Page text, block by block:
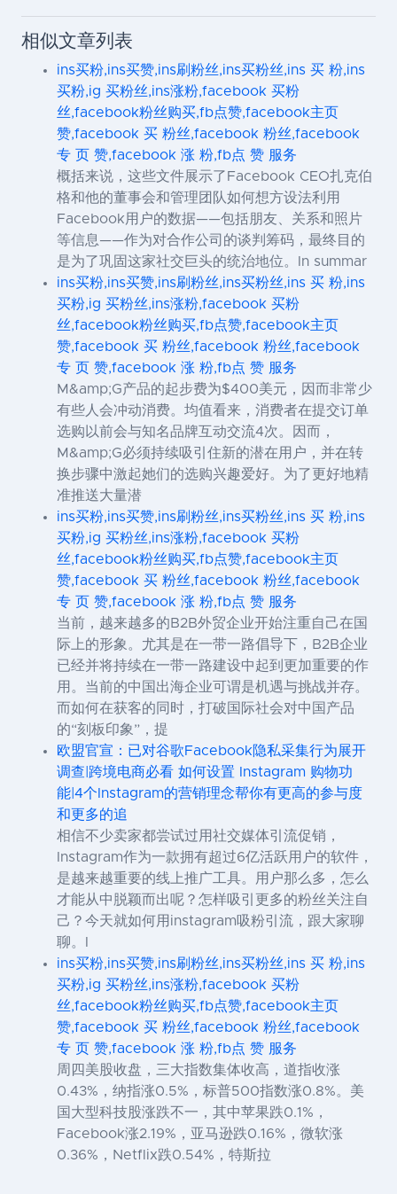
相似文章列表
ins买粉,ins买赞,ins刷粉丝,ins买粉丝,ins 买 粉,ins
买粉,ig 买粉丝,ins涨粉,facebook 买粉
丝,facebook粉丝购买,fb点赞,facebook主页
赞,facebook 买 粉丝,facebook 粉丝,facebook
专 页 赞,facebook 涨 粉,fb点 赞 服务
概括来说，这些文件展示了Facebook CEO扎克伯
格和他的董事会和管理团队如何想方设法利用
Facebook用户的数据——包括朋友、关系和照片
等信息——作为对合作公司的谈判筹码，最终目的
是为了巩固这家社交巨头的统治地位。In summar
ins买粉,ins买赞,ins刷粉丝,ins买粉丝,ins 买 粉,ins
买粉,ig 买粉丝,ins涨粉,facebook 买粉
丝,facebook粉丝购买,fb点赞,facebook主页
赞,facebook 买 粉丝,facebook 粉丝,facebook
专 页 赞,facebook 涨 粉,fb点 赞 服务
M&amp;G产品的起步费为$400美元，因而非常少
有些人会冲动消费。均值看来，消费者在提交订单
选购以前会与知名品牌互动交流4次。因而，
M&amp;G必须持续吸引住新的潜在用户，并在转
换步骤中激起她们的选购兴趣爱好。为了更好地精
准推送大量潜
ins买粉,ins买赞,ins刷粉丝,ins买粉丝,ins 买 粉,ins
买粉,ig 买粉丝,ins涨粉,facebook 买粉
丝,facebook粉丝购买,fb点赞,facebook主页
赞,facebook 买 粉丝,facebook 粉丝,facebook
专 页 赞,facebook 涨 粉,fb点 赞 服务
当前，越来越多的B2B外贸企业开始注重自己在国
际上的形象。尤其是在一带一路倡导下，B2B企业
已经并将持续在一带一路建设中起到更加重要的作
用。当前的中国出海企业可谓是机遇与挑战并存。
而如何在获客的同时，打破国际社会对中国产品
的“刻板印象”，提
欧盟官宣：已对谷歌Facebook隐私采集行为展开
调查|跨境电商必看 如何设置 Instagram 购物功
能|4个Instagram的营销理念帮你有更高的参与度
和更多的追
相信不少卖家都尝试过用社交媒体引流促销，
Instagram作为一款拥有超过6亿活跃用户的软件，
是越来越重要的线上推广工具。用户那么多，怎么
才能从中脱颖而出呢？怎样吸引更多的粉丝关注自
己？今天就如何用instagram吸粉引流，跟大家聊
聊。I
ins买粉,ins买赞,ins刷粉丝,ins买粉丝,ins 买 粉,ins
买粉,ig 买粉丝,ins涨粉,facebook 买粉
丝,facebook粉丝购买,fb点赞,facebook主页
赞,facebook 买 粉丝,facebook 粉丝,facebook
专 页 赞,facebook 涨 粉,fb点 赞 服务
周四美股收盘，三大指数集体收高，道指收涨
0.43%，纳指涨0.5%，标普500指数涨0.8%。美
国大型科技股涨跌不一，其中苹果跌0.1%，
Facebook涨2.19%，亚马逊跌0.16%，微软涨
0.36%，Netflix跌0.54%，特斯拉